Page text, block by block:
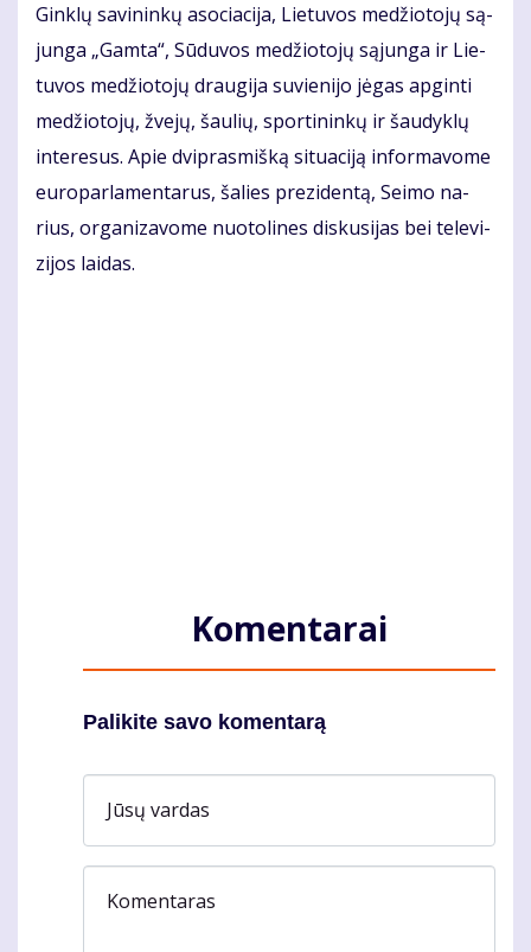
Gin­klų sa­vi­nin­kų aso­cia­ci­ja, Lie­tu­vos me­džio­to­jų są­
jun­ga „Gam­ta“, Sū­du­vos me­džio­to­jų są­jun­ga ir Lie­
tu­vos me­džio­to­jų drau­gi­ja su­vie­ni­jo jė­gas ap­gin­ti
me­džio­to­jų, žve­jų, šau­lių, spor­ti­nin­kų ir šau­dyk­lų
in­te­re­sus. Apie dvi­pras­miš­ką si­tu­a­ci­ją in­for­ma­vo­me
eu­ro­par­la­men­ta­rus, ša­lies pre­zi­den­tą, Sei­mo na­
rius, or­ga­ni­za­vo­me nuo­to­li­nes dis­ku­si­jas bei te­le­vi­
zi­jos lai­das.
Komentarai
Palikite savo komentarą
Jūsų vardas
Komentaras